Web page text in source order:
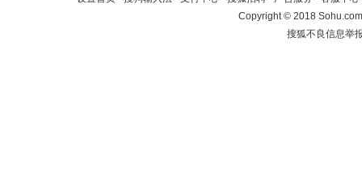
Copyright©2018
搜狐不良信息举